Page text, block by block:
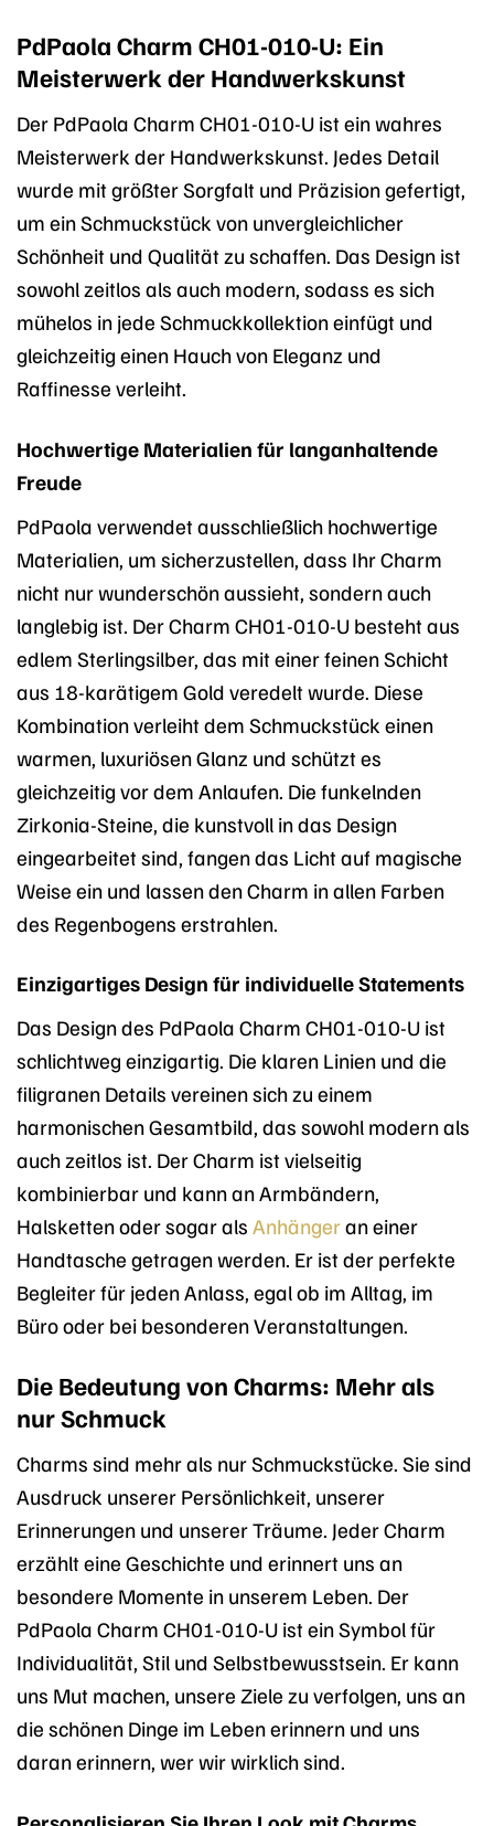
PdPaola Charm CH01-010-U: Ein
Meisterwerk der Handwerkskunst
Der PdPaola Charm CH01-010-U ist ein wahres
Meisterwerk der Handwerkskunst. Jedes Detail
wurde mit größter Sorgfalt und Präzision gefertigt,
um ein Schmuckstück von unvergleichlicher
Schönheit und Qualität zu schaffen. Das Design ist
sowohl zeitlos als auch modern, sodass es sich
mühelos in jede Schmuckkollektion einfügt und
gleichzeitig einen Hauch von Eleganz und
Raffinesse verleiht.
Hochwertige Materialien für langanhaltende
Freude
PdPaola verwendet ausschließlich hochwertige
Materialien, um sicherzustellen, dass Ihr Charm
nicht nur wunderschön aussieht, sondern auch
langlebig ist. Der Charm CH01-010-U besteht aus
edlem Sterlingsilber, das mit einer feinen Schicht
aus 18-karätigem Gold veredelt wurde. Diese
Kombination verleiht dem Schmuckstück einen
warmen, luxuriösen Glanz und schützt es
gleichzeitig vor dem Anlaufen. Die funkelnden
Zirkonia-Steine, die kunstvoll in das Design
eingearbeitet sind, fangen das Licht auf magische
Weise ein und lassen den Charm in allen Farben
des Regenbogens erstrahlen.
Einzigartiges Design für individuelle Statements
Das Design des PdPaola Charm CH01-010-U ist
schlichtweg einzigartig. Die klaren Linien und die
filigranen Details vereinen sich zu einem
harmonischen Gesamtbild, das sowohl modern als
auch zeitlos ist. Der Charm ist vielseitig
kombinierbar und kann an Armbändern,
Halsketten oder sogar als Anhängeran einer
Handtasche getragen werden. Er ist der perfekte
Begleiter für jeden Anlass, egal ob im Alltag, im
Büro oder bei besonderen Veranstaltungen.
Die Bedeutung von Charms: Mehr als
nur Schmuck
Charms sind mehr als nur Schmuckstücke. Sie sind
Ausdruck unserer Persönlichkeit, unserer
Erinnerungen und unserer Träume. Jeder Charm
erzählt eine Geschichte und erinnert uns an
besondere Momente in unserem Leben. Der
PdPaola Charm CH01-010-U ist ein Symbol für
Individualität, Stil und Selbstbewusstsein. Er kann
uns Mut machen, unsere Ziele zu verfolgen, uns an
die schönen Dinge im Leben erinnern und uns
daran erinnern, wer wir wirklich sind.